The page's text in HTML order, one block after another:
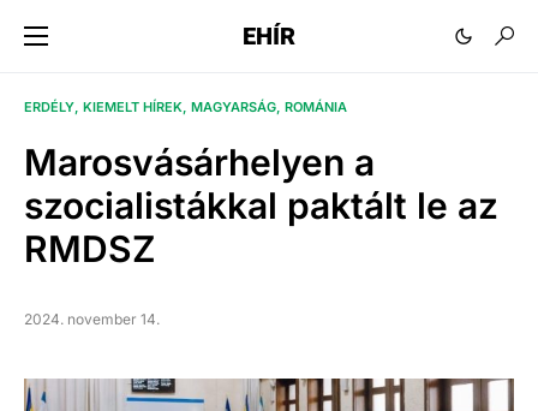
EHÍR
ERDÉLY KIEMELT HÍREK MAGYARSÁG ROMÁNIA
Marosvásárhelyen a
szocialistákkal paktált le az
RMDSZ
2024. november 14.